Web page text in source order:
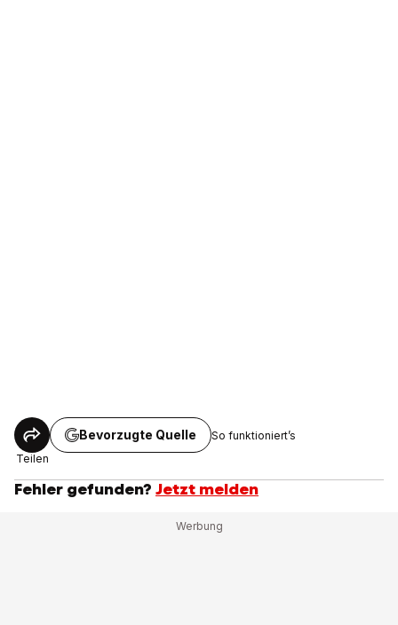
Teilen
Bevorzugte Quelle So funktioniert’s
Fehler gefunden? Jetzt melden